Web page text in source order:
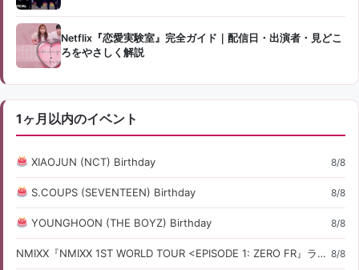
Netflix『恋愛実験室』完全ガイド｜配信日・出演者・見どこ
ろをやさしく解説
1ヶ月以内のイベント
XIAOJUN (NCT) Birthday 8/8
S.COUPS (SEVENTEEN) Birthday 8/8
YOUNGHOON (THE BOYZ) Birthday 8/8
NMIXX『NMIXX 1ST WORLD TOUR <EPISODE 1: ZERO FR』ライブ・コンサート情報 8/8